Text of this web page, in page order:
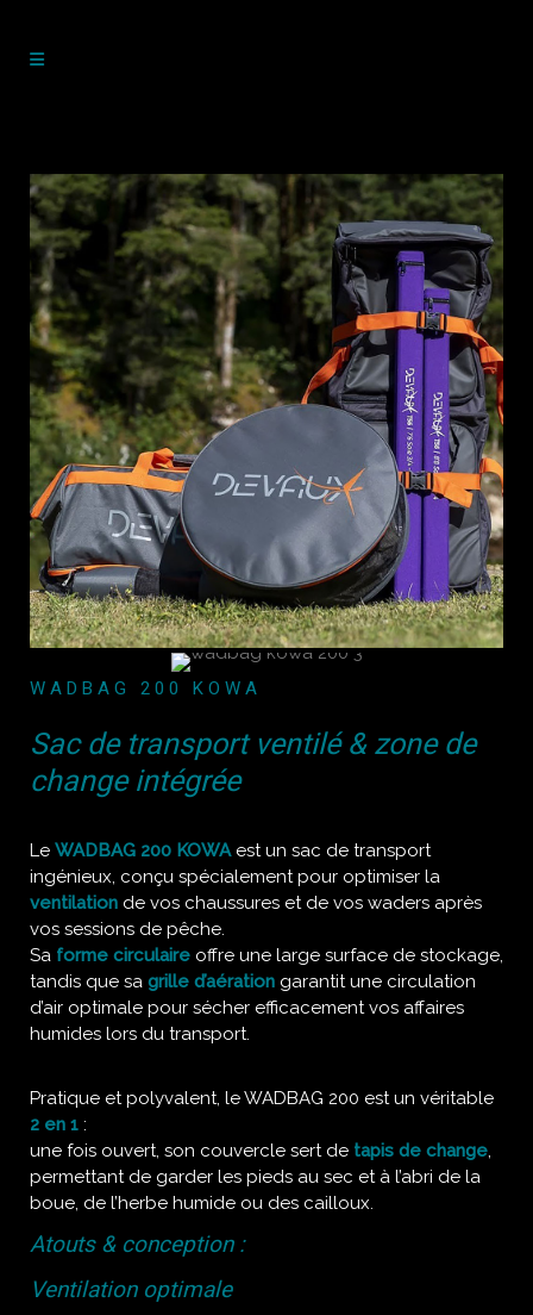
WADBAG 200 KOWA
Sac de transport ventilé & zone de
change intégrée
Le WADBAG 200 KOWAest un sac de transport
ingénieux, conçu spécialement pour optimiser la
ventilation de vos chaussures et de vos waders après
vos sessions de pêche.
Sa forme circulaire offre une large surface de stockage,
tandis que sa grille d’aération garantit une circulation
d’air optimale pour sécher efficacement vos affaires
humides lors du transport.
Pratique et polyvalent, le WADBAG 200 est un véritable
2 en 1 :
une fois ouvert, son couvercle sert de tapis de change,
permettant de garder les pieds au sec et à l’abri de la
boue, de l’herbe humide ou des cailloux.
Atouts & conception :
Ventilation optimale